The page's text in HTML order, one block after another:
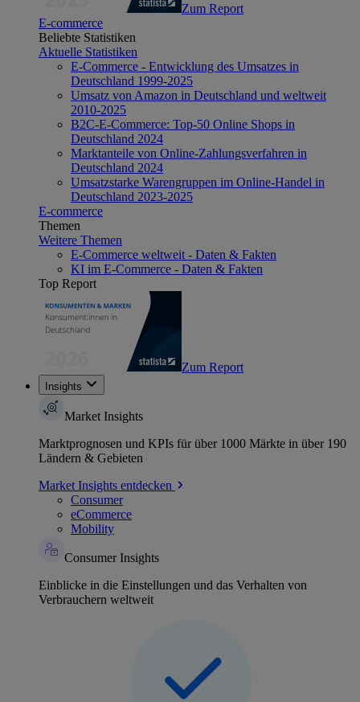
Zum Report
E-commerce
Beliebte Statistiken
Aktuelle Statistiken
E-Commerce - Entwicklung des Umsatzes in
Deutschland 1999-2025
Umsatz von Amazon in Deutschland und weltweit
2010-2025
B2C-E-Commerce: Top-50 Online Shops in
Deutschland 2024
Marktanteile von Online-Zahlungsverfahren in
Deutschland 2024
Umsatzstarke Warengruppen im Online-Handel in
Deutschland 2023-2025
E-commerce
Themen
Weitere Themen
E-Commerce weltweit - Daten & Fakten
KI im E-Commerce - Daten & Fakten
Top Report
Zum Report
Insights
Market Insights
Marktprognosen und KPIs für über 1000 Märkte in über 190
Ländern & Gebieten
Market Insights entdecken
Consumer
eCommerce
Mobility
Consumer Insights
Einblicke in die Einstellungen und das Verhalten von
Verbrauchern weltweit